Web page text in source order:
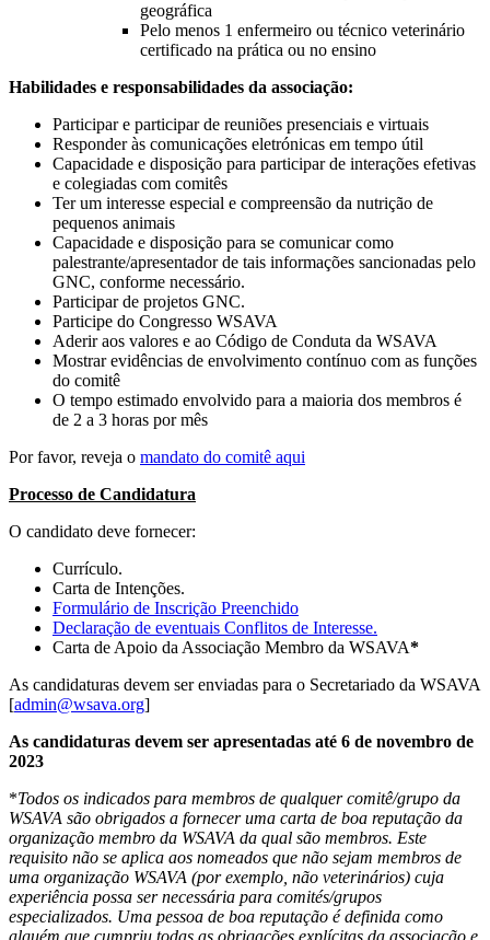
geográfica
Pelo menos 1 enfermeiro ou técnico veterinário
certificado na prática ou no ensino
Habilidades e responsabilidades da associação:
Participar e participar de reuniões presenciais e virtuais
Responder às comunicações eletrónicas em tempo útil
Capacidade e disposição para participar de interações efetivas
e colegiadas com comitês
Ter um interesse especial e compreensão da nutrição de
pequenos animais
Capacidade e disposição para se comunicar como
palestrante/apresentador de tais informações sancionadas pelo
GNC, conforme necessário.
Participar de projetos GNC.
Participe do Congresso WSAVA
Aderir aos valores e ao Código de Conduta da WSAVA
Mostrar evidências de envolvimento contínuo com as funções
do comitê
O tempo estimado envolvido para a maioria dos membros é
de 2 a 3 horas por mês
Por favor, reveja o mandato do comitê aqui
Processo de Candidatura
O candidato deve fornecer:
Currículo.
Carta de Intenções.
Formulário de Inscrição Preenchido
Declaração de eventuais Conflitos de Interesse.
Carta de Apoio da Associação Membro da WSAVA*
As candidaturas devem ser enviadas para o Secretariado da WSAVA
[admin@wsava.org]
As candidaturas devem ser apresentadas até 6 de novembro de
2023
*Todos os indicados para membros de qualquer comitê/grupo da
WSAVA são obrigados a fornecer uma carta de boa reputação da
organização membro da WSAVA da qual são membros. Este
requisito não se aplica aos nomeados que não sejam membros de
uma organização WSAVA (por exemplo, não veterinários) cuja
experiência possa ser necessária para comités/grupos
especializados. Uma pessoa de boa reputação é definida como